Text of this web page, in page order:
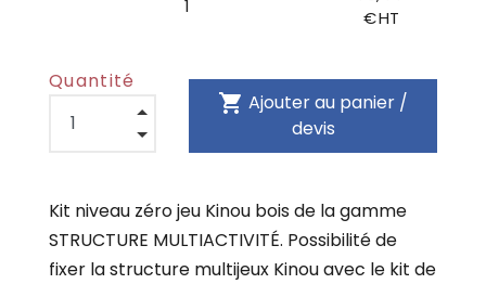
1
€ HT
Quantité
shopping_cart Ajouter au panier /
devis
Kit niveau zéro jeu Kinou bois de la gamme
STRUCTURE MULTIACTIVITÉ. Possibilité de
fixer la structure multijeux Kinou avec le kit de